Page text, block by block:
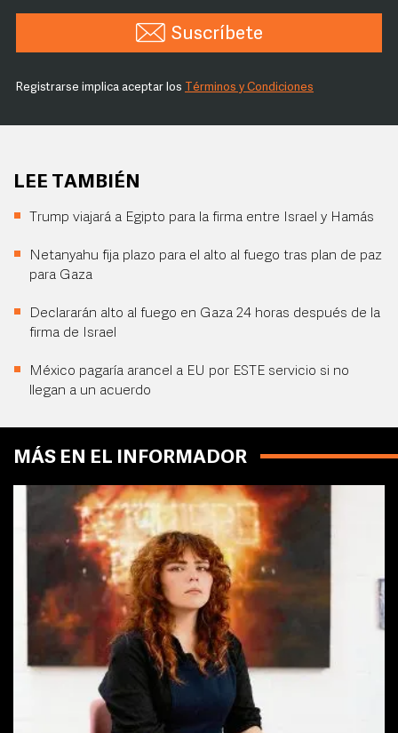
Suscríbete
Registrarse implica aceptar los Términos y Condiciones
LEE TAMBIÉN
Trump viajará a Egipto para la firma entre Israel y Hamás
Netanyahu fija plazo para el alto al fuego tras plan de paz
para Gaza
Declararán alto al fuego en Gaza 24 horas después de la
firma de Israel
México pagaría arancel a EU por ESTE servicio si no
llegan a un acuerdo
MÁS EN EL INFORMADOR